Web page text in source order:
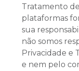
Tratamento
plataformas
sua
não somos
Privacidade e
e nem pelo